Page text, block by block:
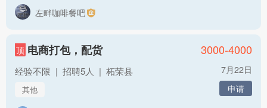
左畔咖啡餐吧
顶 电商打包，配货
经验不限 | 招聘5人 | 柘荣县
其他
3000-4000
7月22日
申请